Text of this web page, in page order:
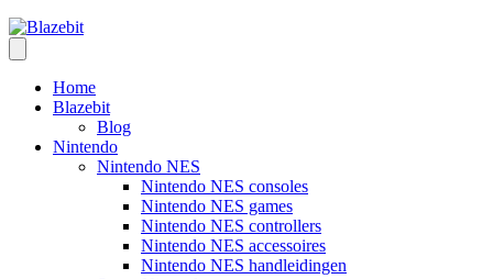
Home
Blazebit
Blog
Nintendo
Nintendo NES
Nintendo NES consoles
Nintendo NES games
Nintendo NES controllers
Nintendo NES accessoires
Nintendo NES handleidingen